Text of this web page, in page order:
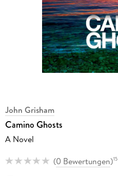
John Grisham
Camino Ghosts
A Novel
(0 Bewertungen)15